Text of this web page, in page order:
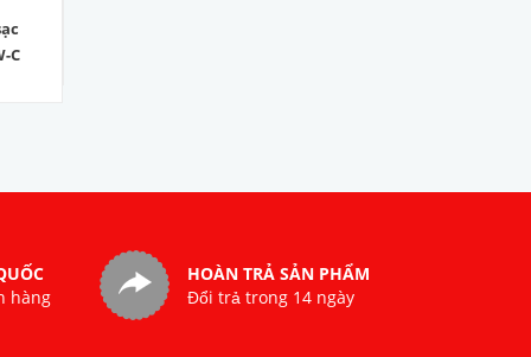
C
hàng
HOÀN TRẢ SẢN PHẨM
Đổi trả trong 14 ngày